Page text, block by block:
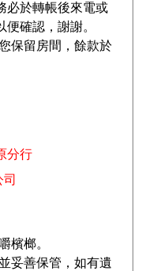
必於轉帳後來電或
確認，謝謝。
保留房間，餘款於
分行
檳榔。
妥善保管，如有遺